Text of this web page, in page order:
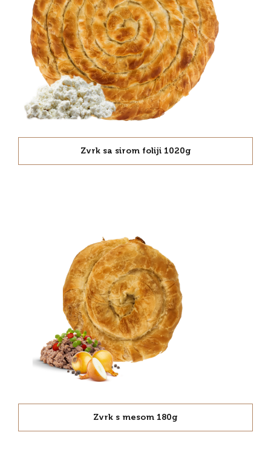
Zvrk sa sirom foliji 1020g
Zvrk s mesom 180g